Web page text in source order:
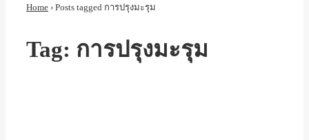
Home › Posts tagged การปรุงมะรุม
Tag: การปรุงมะรุม